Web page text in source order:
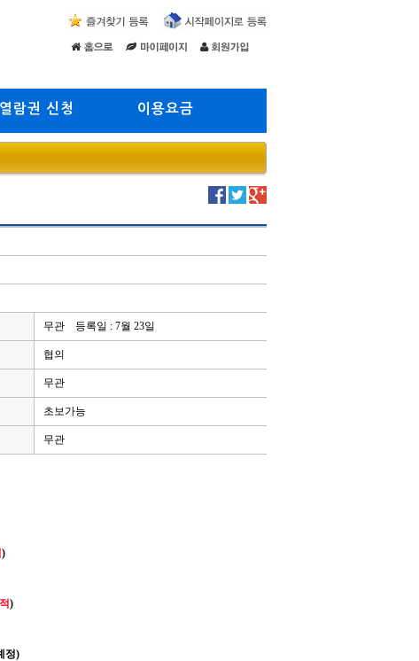
열람권 신청 이용요금
무관 등록일 : 7월 23일
협의
무관
초보가능
무관
)
)
정)